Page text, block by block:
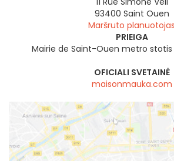
93400 Saint Ouen
Maršruto planuotojas
PRIEIGA
Mairie de Saint-Ouen metro stotis
OFICIALI SVETAINĖ
maisonmauka.com